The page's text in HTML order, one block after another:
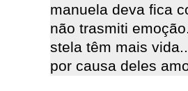
manuela deva fica
não trasmiti
stela têm mais
por causa deles